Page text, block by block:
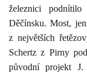
železnici podnítilo
Děčínsku. Most,
z největších
Schertz z Pirny
původní projekt J.